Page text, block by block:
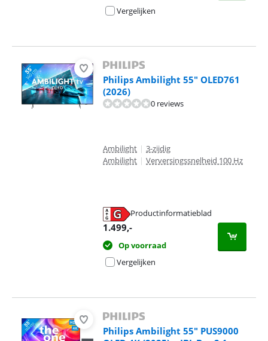
Vergelijken
Philips Ambilight 55" OLED761
(2026)
0 reviews
Ambilight | 3-zijdig
Ambilight | Verversingssnelheid 100 Hz
Productinformatieblad
1.499,-
Op voorraad
Vergelijken
Philips Ambilight 55" PUS9000